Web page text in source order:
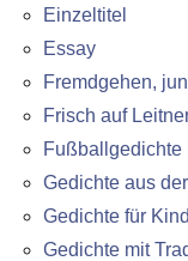
Einzeltitel
Essay
Fremdgehen,
Frisch auf
Fußballgedichte
Gedichte aus
Gedichte für
Gedichte mit